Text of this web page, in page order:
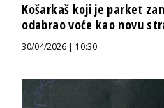
Košarkaš koji je parket
odabrao voće kao novu
30/04/2026 | 10:30